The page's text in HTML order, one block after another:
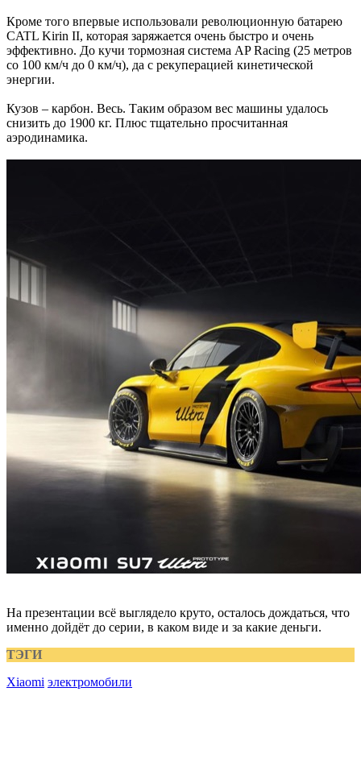
Кроме того впервые использовали революционную батарею
CATL Kirin II, которая заряжается очень быстро и очень
эффективно. До кучи тормозная система AP Racing (25 метров
со 100 км/ч до 0 км/ч), да с рекуперацией кинетической
энергии.
Кузов – карбон. Весь. Таким образом вес машины удалось
снизить до 1900 кг. Плюс тщательно просчитанная
аэродинамика.
На презентации всё выглядело круто, осталось дождаться, что
именно дойдёт до серии, в каком виде и за какие деньги.
ТЭГИ
Xiaomi электромобили